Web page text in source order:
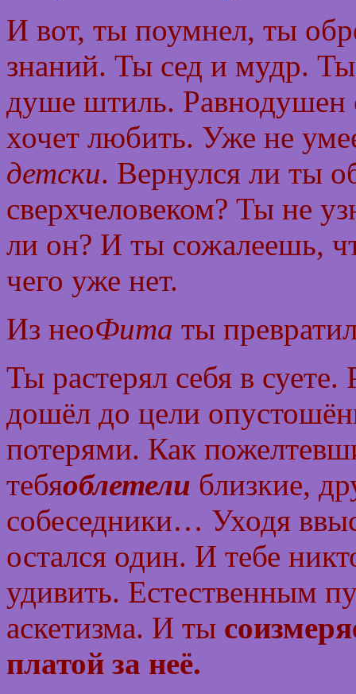
И вот, ты поумнел, ты
знаний. Ты сед и мудр.
душе штиль. Равнодушен
хочет любить. Уже не
детски. Вернулся ли ты
сверхчеловеком? Ты не
ли он? И ты сожалеешь,
чего уже нет.
Из неоФита ты
Ты растерял себя в
дошёл до цели
потерями. Как
тебяоблетели близкие,
собеседники… Уходя
остался один. И тебе
удивить. Естественным
аскетизма. И ты
платой за неё.